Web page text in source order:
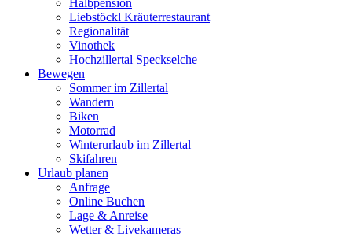
Halbpension
Liebstöckl Kräuterrestaurant
Regionalität
Vinothek
Hochzillertal Speckselche
Bewegen
Sommer im Zillertal
Wandern
Biken
Motorrad
Winterurlaub im Zillertal
Skifahren
Urlaub planen
Anfrage
Online Buchen
Lage & Anreise
Wetter & Livekameras